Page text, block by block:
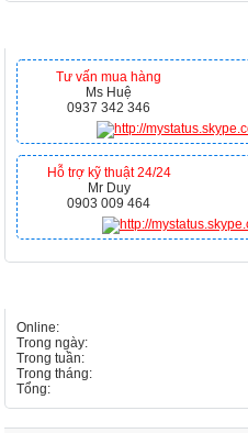
Tư vấn mua hàng
Ms Huệ
0937 342 346
Hỗ trợ kỹ thuật 24/24
Mr Duy
0903 009 464
Online:
Trong ngày:
Trong tuần:
Trong tháng:
Tổng: